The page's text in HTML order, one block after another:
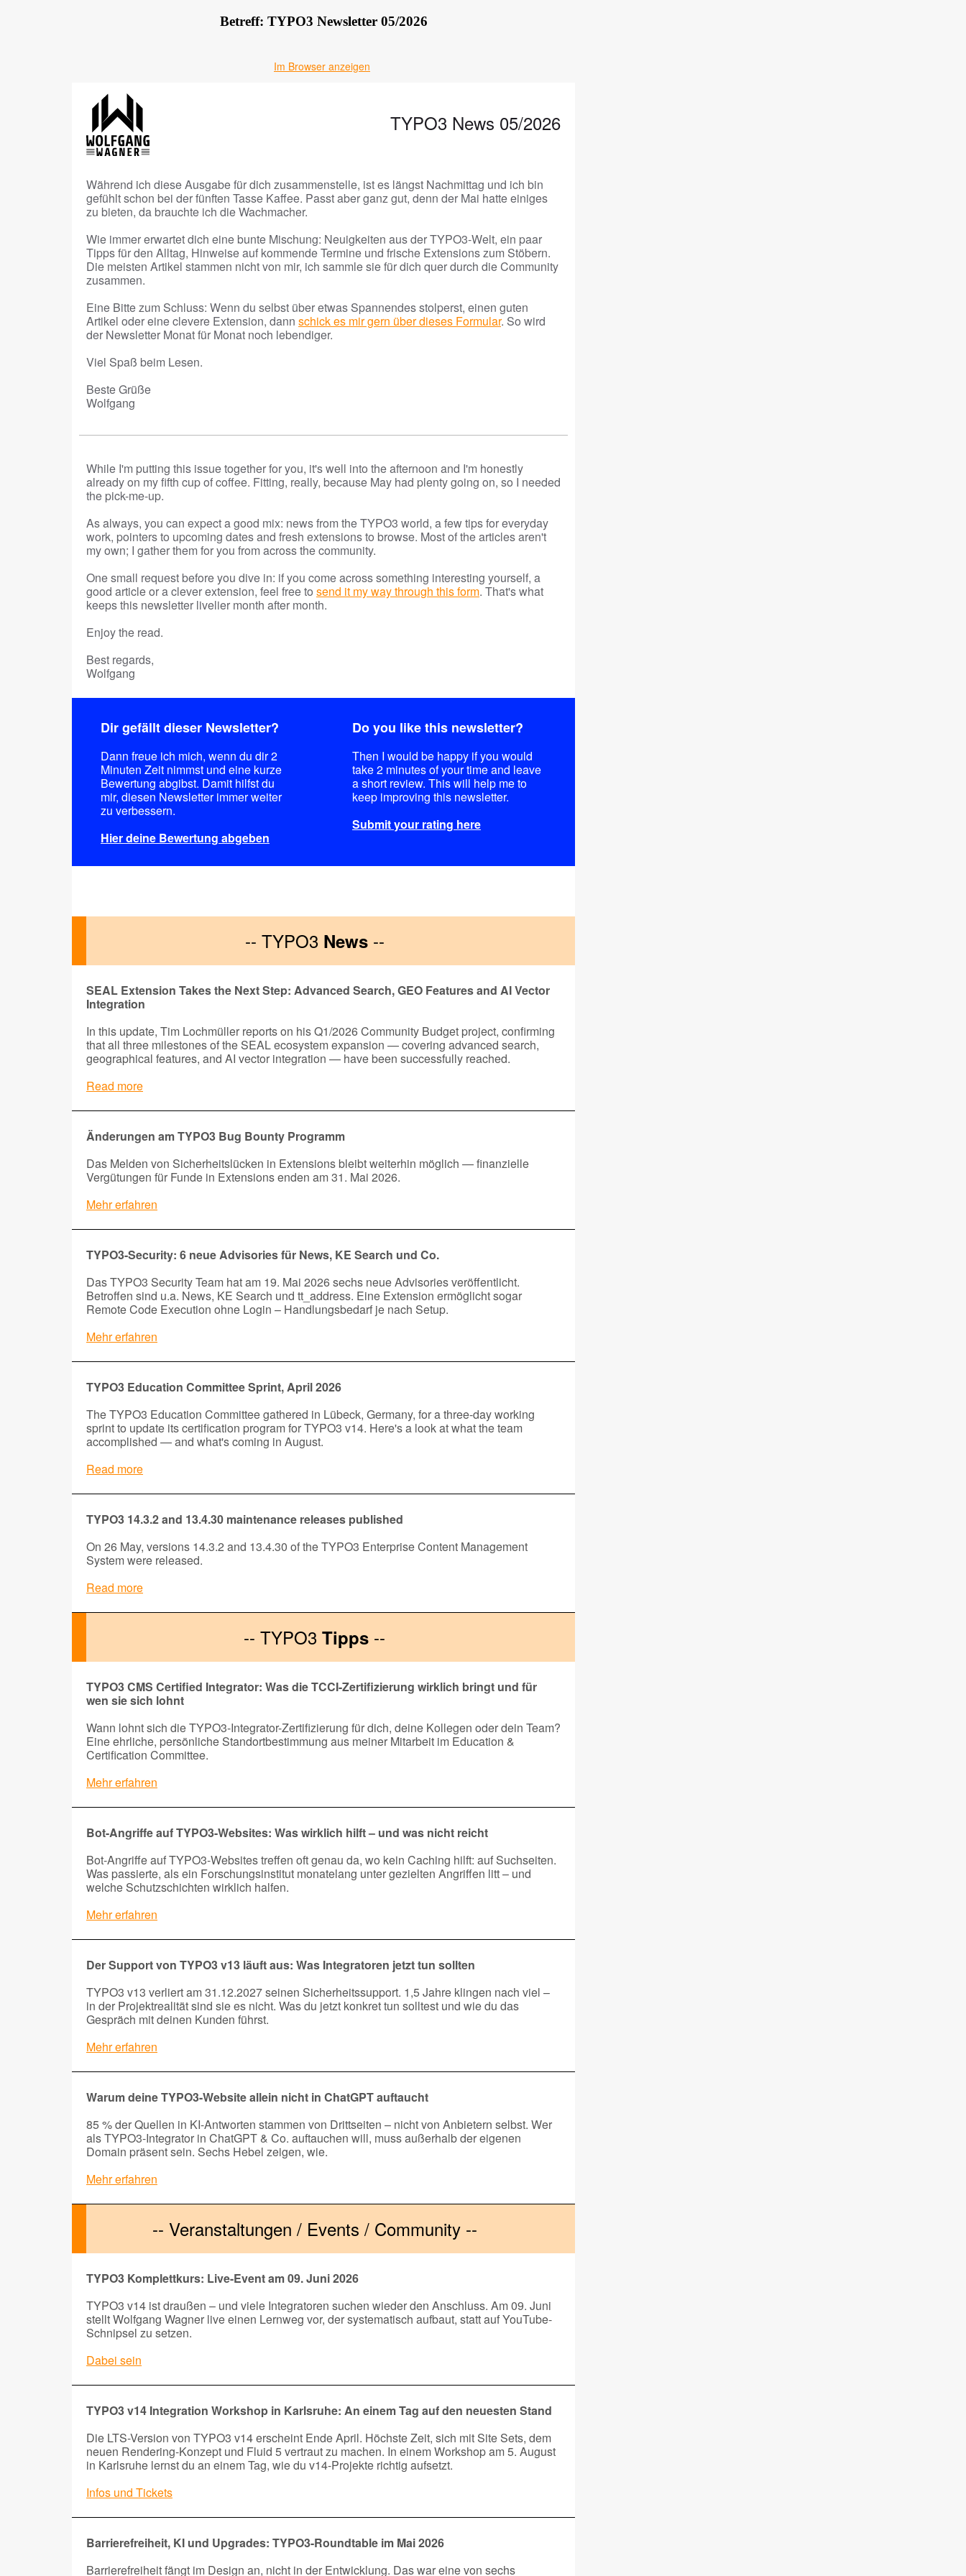
Betreff: TYPO3 Newsletter 05/2026
Im Browser anzeigen
TYPO3 News 05/2026
Während ich diese Ausgabe für dich zusammenstelle, ist es längst Nachmittag und ich bin
gefühlt schon bei der fünften Tasse Kaffee. Passt aber ganz gut, denn der Mai hatte einiges
zu bieten, da brauchte ich die Wachmacher.
Wie immer erwartet dich eine bunte Mischung: Neuigkeiten aus der TYPO3-Welt, ein paar
Tipps für den Alltag, Hinweise auf kommende Termine und frische Extensions zum Stöbern.
Die meisten Artikel stammen nicht von mir, ich sammle sie für dich quer durch die Community
zusammen.
Eine Bitte zum Schluss: Wenn du selbst über etwas Spannendes stolperst, einen guten
Artikel oder eine clevere Extension, dann schick es mir gern über dieses Formular. So wird
der Newsletter Monat für Monat noch lebendiger.
Viel Spaß beim Lesen.
Beste Grüße
Wolfgang
While I'm putting this issue together for you, it's well into the afternoon and I'm honestly
already on my fifth cup of coffee. Fitting, really, because May had plenty going on, so I needed
the pick-me-up.
As always, you can expect a good mix: news from the TYPO3 world, a few tips for everyday
work, pointers to upcoming dates and fresh extensions to browse. Most of the articles aren't
my own; I gather them for you from across the community.
One small request before you dive in: if you come across something interesting yourself, a
good article or a clever extension, feel free to send it my way through this form. That's what
keeps this newsletter livelier month after month.
Enjoy the read.
Best regards,
Wolfgang
Dir gefällt dieser Newsletter?
Dann freue ich mich, wenn du dir 2
Minuten Zeit nimmst und eine kurze
Bewertung abgibst. Damit hilfst du
mir, diesen Newsletter immer weiter
zu verbessern.
Hier deine Bewertung abgeben
Do you like this newsletter?
Then I would be happy if you would
take 2 minutes of your time and leave
a short review. This will help me to
keep improving this newsletter.
Submit your rating here
-- TYPO3 News --
SEAL Extension Takes the Next Step: Advanced Search, GEO Features and AI Vector
Integration
In this update, Tim Lochmüller reports on his Q1/2026 Community Budget project, confirming
that all three milestones of the SEAL ecosystem expansion — covering advanced search,
geographical features, and AI vector integration — have been successfully reached.
Read more
Änderungen am TYPO3 Bug Bounty Programm
Das Melden von Sicherheitslücken in Extensions bleibt weiterhin möglich — finanzielle
Vergütungen für Funde in Extensions enden am 31. Mai 2026.
Mehr erfahren
TYPO3-Security: 6 neue Advisories für News, KE Search und Co.
Das TYPO3 Security Team hat am 19. Mai 2026 sechs neue Advisories veröffentlicht.
Betroffen sind u.a. News, KE Search und tt_address. Eine Extension ermöglicht sogar
Remote Code Execution ohne Login – Handlungsbedarf je nach Setup.
Mehr erfahren
TYPO3 Education Committee Sprint, April 2026
The TYPO3 Education Committee gathered in Lübeck, Germany, for a three-day working
sprint to update its certification program for TYPO3 v14. Here's a look at what the team
accomplished — and what's coming in August.
Read more
TYPO3 14.3.2 and 13.4.30 maintenance releases published
On 26 May, versions 14.3.2 and 13.4.30 of the TYPO3 Enterprise Content Management
System were released.
Read more
-- TYPO3 Tipps --
TYPO3 CMS Certified Integrator: Was die TCCI-Zertifizierung wirklich bringt und für
wen sie sich lohnt
Wann lohnt sich die TYPO3-Integrator-Zertifizierung für dich, deine Kollegen oder dein Team?
Eine ehrliche, persönliche Standortbestimmung aus meiner Mitarbeit im Education &
Certification Committee.
Mehr erfahren
Bot-An­grif­fe auf TY­PO3-Web­sites: Was wirklich hilft – und was nicht reicht
Bot-Angriffe auf TYPO3-Websites treffen oft genau da, wo kein Caching hilft: auf Suchseiten.
Was passierte, als ein Forschungsinstitut monatelang unter gezielten Angriffen litt – und
welche Schutzschichten wirklich halfen.
Mehr erfahren
Der Support von TYPO3 v13 läuft aus: Was Integratoren jetzt tun sollten
TYPO3 v13 verliert am 31.12.2027 seinen Sicherheitssupport. 1,5 Jahre klingen nach viel –
in der Projektrealität sind sie es nicht. Was du jetzt konkret tun solltest und wie du das
Gespräch mit deinen Kunden führst.
Mehr erfahren
Warum deine TYPO3-Website allein nicht in ChatGPT auftaucht
85 % der Quellen in KI-Antworten stammen von Drittseiten – nicht von Anbietern selbst. Wer
als TYPO3-Integrator in ChatGPT & Co. auftauchen will, muss außerhalb der eigenen
Domain präsent sein. Sechs Hebel zeigen, wie.
Mehr erfahren
-- Veranstaltungen / Events / Community --
TYPO3 Komplettkurs: Live-Event am 09. Juni 2026
TYPO3 v14 ist draußen – und viele Integratoren suchen wieder den Anschluss. Am 09. Juni
stellt Wolfgang Wagner live einen Lernweg vor, der systematisch aufbaut, statt auf YouTube-
Schnipsel zu setzen.
Dabei sein
TYPO3 v14 Integration Workshop in Karlsruhe: An einem Tag auf den neuesten Stand
Die LTS-Version von TYPO3 v14 erscheint Ende April. Höchste Zeit, sich mit Site Sets, dem
neuen Rendering-Konzept und Fluid 5 vertraut zu machen. In einem Workshop am 5. August
in Karlsruhe lernst du an einem Tag, wie du v14-Projekte richtig aufsetzt.
Infos und Tickets
Barrierefreiheit, KI und Upgrades: TYPO3-Roundtable im Mai 2026
Barrierefreiheit fängt im Design an, nicht in der Entwicklung. Das war eine von sechs